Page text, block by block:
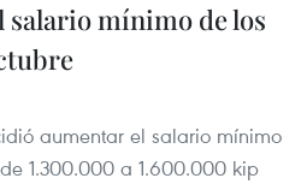
salario mínimo de los
aumentar el salario mínimo
1.300.000 a 1.600.000 kip